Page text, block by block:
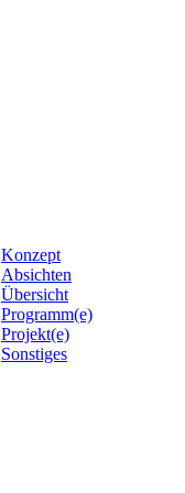
Konzept
Absichten
Übersicht
Programm(e)
Projekt(e)
Sonstiges